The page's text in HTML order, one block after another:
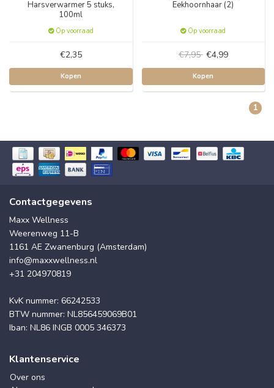
Harsverwarmer 5 stuks,
100ml
Op voorraad
€2,35
Kopen
Eekhoornhaar (2)
Op voorraad
€7,95 €4,99
Kopen
1
Contactgegevens
Maxx Wellness
Weerenweg 11-B
1161 AE Zwanenburg (Amsterdam)
info@maxxwellness.nl
+31 204970819
KvK nummer: 66242533
BTW nummer: NL856459069B01
Iban: NL86 INGB 0005 346373
Klantenservice
Over ons